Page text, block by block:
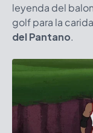
leyenda del
golf para la
del Pantano.